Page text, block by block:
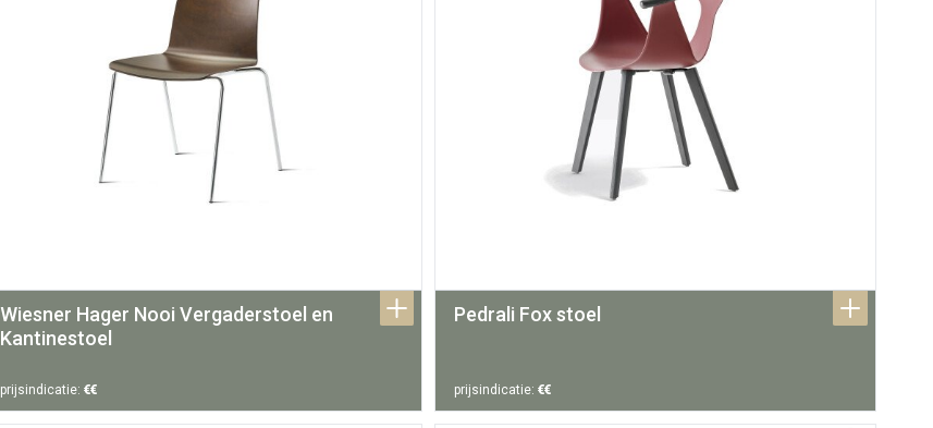
Wiesner Hager Nooi Vergaderstoel en
Kantinestoel
prijsindicatie: €€
Pedrali Fox stoel
prijsindicatie: €€